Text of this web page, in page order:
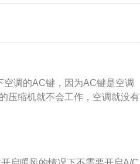
调的AC键，因为AC键是空调
压缩机就不会工作，空调就没有
在使用空调时需要注意，尽量
关闭AC键，将空调的制冷功能